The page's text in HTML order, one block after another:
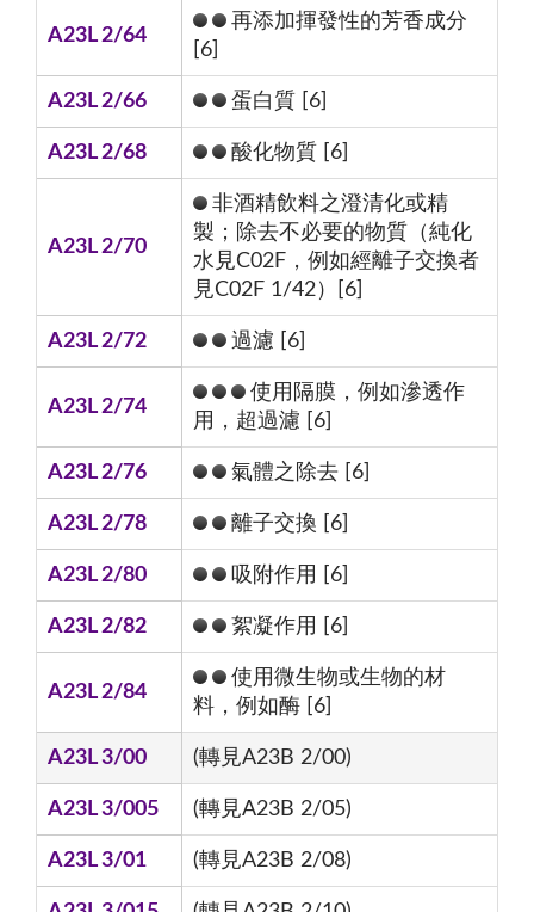
A23L 2/64
再添加揮發性的芳香成分
[6]
A23L 2/66 蛋白質 [6]
A23L 2/68 酸化物質 [6]
A23L 2/70
非酒精飲料之澄清化或精
製；除去不必要的物質（純化
水見C02F，例如經離子交換者
見C02F 1/42）[6]
A23L 2/72 過濾 [6]
A23L 2/74
使用隔膜，例如滲透作
用，超過濾 [6]
A23L 2/76 氣體之除去 [6]
A23L 2/78 離子交換 [6]
A23L 2/80 吸附作用 [6]
A23L 2/82 絮凝作用 [6]
A23L 2/84
使用微生物或生物的材
料，例如酶 [6]
A23L 3/00 (轉見A23B 2/00)
A23L 3/005 (轉見A23B 2/05)
A23L 3/01 (轉見A23B 2/08)